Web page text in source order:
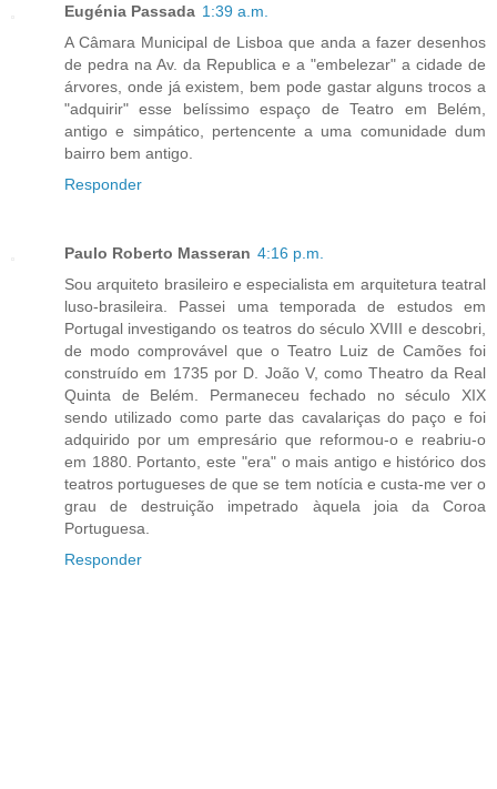
Eugénia Passada 1:39 a.m.
A Câmara Municipal de Lisboa que anda a fazer desenhos
de pedra na Av. da Republica e a "embelezar" a cidade de
árvores, onde já existem, bem pode gastar alguns trocos a
"adquirir" esse belíssimo espaço de Teatro em Belém,
antigo e simpático, pertencente a uma comunidade dum
bairro bem antigo.
Responder
Paulo Roberto Masseran 4:16 p.m.
Sou arquiteto brasileiro e especialista em arquitetura teatral
luso-brasileira. Passei uma temporada de estudos em
Portugal investigando os teatros do século XVIII e descobri,
de modo comprovável que o Teatro Luiz de Camões foi
construído em 1735 por D. João V, como Theatro da Real
Quinta de Belém. Permaneceu fechado no século XIX
sendo utilizado como parte das cavalariças do paço e foi
adquirido por um empresário que reformou-o e reabriu-o
em 1880. Portanto, este "era" o mais antigo e histórico dos
teatros portugueses de que se tem notícia e custa-me ver o
grau de destruição impetrado àquela joia da Coroa
Portuguesa.
Responder